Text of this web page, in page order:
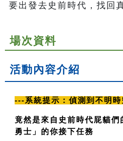
要出發去史前時代，找回
場次資料
活動內容介紹
---系統提示：偵測到不明
竟然是來自史前時代屁貓們
勇士」的你接下任務